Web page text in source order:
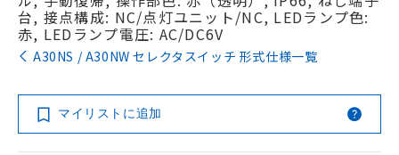
台, 接点構成: NC/点灯ユニット/NC, LEDランプ色:
赤, LEDランプ電圧: AC/DC6V
A30NS / A30NW セレクタスイッチ 形式仕様一覧
マイリストに追加